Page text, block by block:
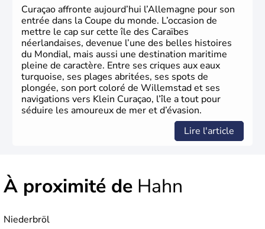
Curaçao affronte aujourd’hui l’Allemagne pour son
entrée dans la Coupe du monde. L’occasion de
mettre le cap sur cette île des Caraïbes
néerlandaises, devenue l’une des belles histoires
du Mondial, mais aussi une destination maritime
pleine de caractère. Entre ses criques aux eaux
turquoise, ses plages abritées, ses spots de
plongée, son port coloré de Willemstad et ses
navigations vers Klein Curaçao, l’île a tout pour
séduire les amoureux de mer et d’évasion.
Lire l'article
À proximité de Hahn
Niederbröl